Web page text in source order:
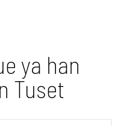
ya han
Tuset